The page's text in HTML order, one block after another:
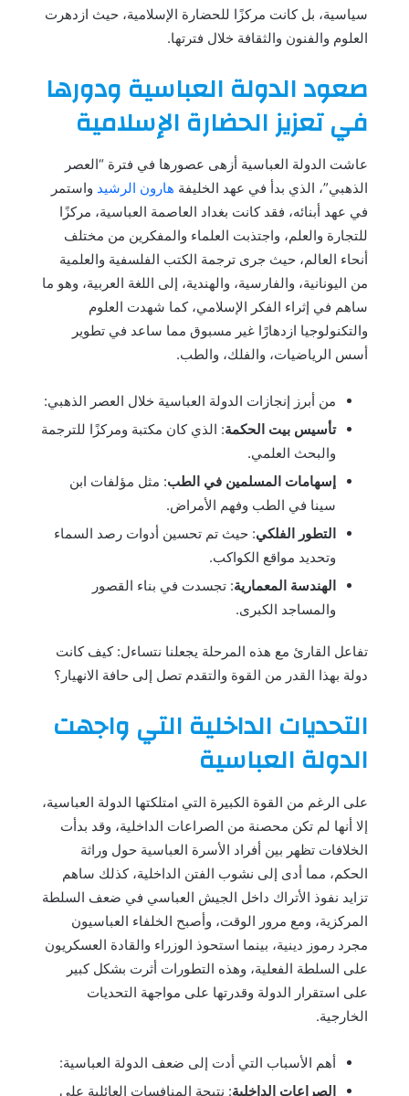
سياسية، بل كانت مركزًا للحضارة الإسلامية، حيث ازدهرت
العلوم والفنون والثقافة خلال فترتها.
صعود الدولة العباسية ودورها
في تعزيز الحضارة الإسلامية
عاشت الدولة العباسية أزهى عصورها في فترة “العصر
الذهبي”، الذي بدأ في عهد الخليفة هارون الرشيد واستمر
في عهد أبنائه، فقد كانت بغداد العاصمة العباسية، مركزًا
للتجارة والعلم، واجتذبت العلماء والمفكرين من مختلف
أنحاء العالم، حيث جرى ترجمة الكتب الفلسفية والعلمية
من اليونانية، والفارسية، والهندية، إلى اللغة العربية، وهو ما
ساهم في إثراء الفكر الإسلامي، كما شهدت العلوم
والتكنولوجيا ازدهارًا غير مسبوق مما ساعد في تطوير
أسس الرياضيات، والفلك، والطب.
من أبرز إنجازات الدولة العباسية خلال العصر الذهبي:
تأسيس بيت الحكمة: الذي كان مكتبة ومركزًا للترجمة
والبحث العلمي.
إسهامات المسلمين في الطب: مثل مؤلفات ابن
سينا في الطب وفهم الأمراض.
التطور الفلكي: حيث تم تحسين أدوات رصد السماء
وتحديد مواقع الكواكب.
الهندسة المعمارية: تجسدت في بناء القصور
والمساجد الكبرى.
تفاعل القارئ مع هذه المرحلة يجعلنا نتساءل: كيف كانت
دولة بهذا القدر من القوة والتقدم تصل إلى حافة الانهيار؟
التحديات الداخلية التي واجهت
الدولة العباسية
على الرغم من القوة الكبيرة التي امتلكتها الدولة العباسية،
إلا أنها لم تكن محصنة من الصراعات الداخلية، وقد بدأت
الخلافات تظهر بين أفراد الأسرة العباسية حول وراثة
الحكم، مما أدى إلى نشوب الفتن الداخلية، كذلك ساهم
تزايد نفوذ الأتراك داخل الجيش العباسي في ضعف السلطة
المركزية، ومع مرور الوقت، وأصبح الخلفاء العباسيون
مجرد رموز دينية، بينما استحوذ الوزراء والقادة العسكريون
على السلطة الفعلية، وهذه التطورات أثرت بشكل كبير
على استقرار الدولة وقدرتها على مواجهة التحديات
الخارجية.
أهم الأسباب التي أدت إلى ضعف الدولة العباسية:
الصراعات الداخلية: نتيجة المنافسات العائلية على